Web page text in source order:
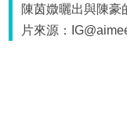
陳茵媺曬出與陳豪
片來源：